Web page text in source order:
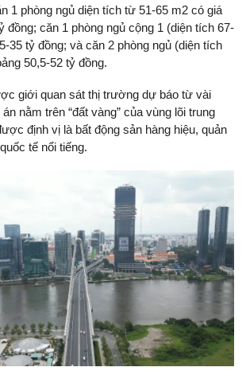
1 phòng ngủ diện tích từ 51-65 m2 có giá
đồng; căn 1 phòng ngủ cộng 1 (diện tích 67-
35 tỷ đồng; và căn 2 phòng ngủ (diện tích
50,5-52 tỷ đồng.
giới quan sát thị trường dự báo từ vài
nằm trên “đất vàng” của vùng lõi trung
định vị là bất động sản hàng hiệu, quản
tế nổi tiếng.